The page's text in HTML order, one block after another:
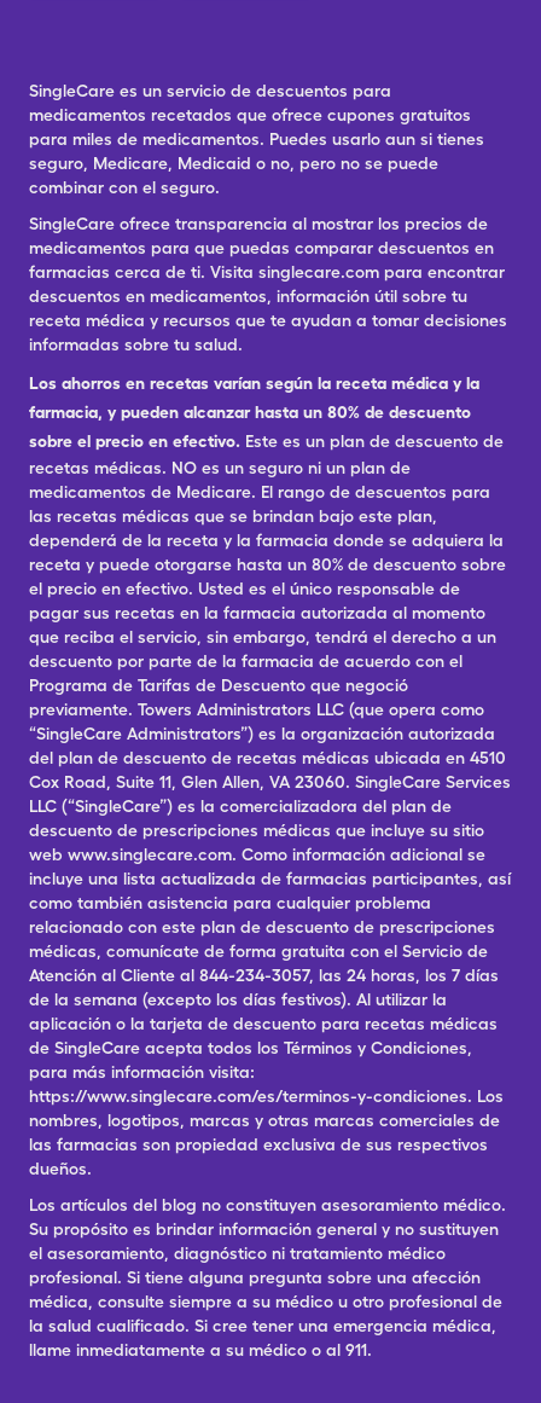
SingleCare es un servicio de descuentos para
medicamentos recetados que ofrece cupones gratuitos
para miles de medicamentos. Puedes usarlo aun si tienes
seguro, Medicare, Medicaid o no, pero no se puede
combinar con el seguro.
SingleCare ofrece transparencia al mostrar los precios de
medicamentos para que puedas comparar descuentos en
farmacias cerca de ti. Visita singlecare.com para encontrar
descuentos en medicamentos, información útil sobre tu
receta médica y recursos que te ayudan a tomar decisiones
informadas sobre tu salud.
Los ahorros en recetas varían según la receta médica y la
farmacia, y pueden alcanzar hasta un 80% de descuento
sobre el precio en efectivo. Este es un plan de descuento de
recetas médicas. NO es un seguro ni un plan de
medicamentos de Medicare. El rango de descuentos para
las recetas médicas que se brindan bajo este plan,
dependerá de la receta y la farmacia donde se adquiera la
receta y puede otorgarse hasta un 80% de descuento sobre
el precio en efectivo. Usted es el único responsable de
pagar sus recetas en la farmacia autorizada al momento
que reciba el servicio, sin embargo, tendrá el derecho a un
descuento por parte de la farmacia de acuerdo con el
Programa de Tarifas de Descuento que negoció
previamente. Towers Administrators LLC (que opera como
“SingleCare Administrators”) es la organización autorizada
del plan de descuento de recetas médicas ubicada en 4510
Cox Road, Suite 11, Glen Allen, VA 23060. SingleCare Services
LLC (“SingleCare”) es la comercializadora del plan de
descuento de prescripciones médicas que incluye su sitio
web www.singlecare.com. Como información adicional se
incluye una lista actualizada de farmacias participantes, así
como también asistencia para cualquier problema
relacionado con este plan de descuento de prescripciones
médicas, comunícate de forma gratuita con el Servicio de
Atención al Cliente al 844-234-3057, las 24 horas, los 7 días
de la semana (excepto los días festivos). Al utilizar la
aplicación o la tarjeta de descuento para recetas médicas
de SingleCare acepta todos los Términos y Condiciones,
para más información visita:
https://www.singlecare.com/es/terminos-y-condiciones. Los
nombres, logotipos, marcas y otras marcas comerciales de
las farmacias son propiedad exclusiva de sus respectivos
dueños.
Los artículos del blog no constituyen asesoramiento médico.
Su propósito es brindar información general y no sustituyen
el asesoramiento, diagnóstico ni tratamiento médico
profesional. Si tiene alguna pregunta sobre una afección
médica, consulte siempre a su médico u otro profesional de
la salud cualificado. Si cree tener una emergencia médica,
llame inmediatamente a su médico o al 911.